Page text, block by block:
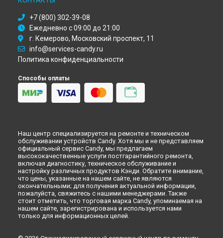
Ремонт духового шкафа FXP 623 X Candy в
Ремонт духового шкафа FXP 623 X Candy в
Челнах
Ремонт духового шкафа FXP 623 X Candy в
+7 (800) 302-39-08
Ежедневно с 09:00 до 21:00
г. Кемерово, Московский проспект, 11
info@services-candy.ru
Политика конфиденциальности
Способы оплаты
Наш центр специализируется на ремонте и техническом
обслуживании устройств Candy. Хотя мы и не представляем
официальный сервис Candy, мы предлагаем
высококачественные услуги постгарантийного ремонта,
включая диагностику, техническое обслуживание и
настройку различных продуктов Кэнди. Обратите внимание,
что цены, указанные на нашем сайте, не являются
окончательными; для получения актуальной информации,
пожалуйста, свяжитесь с нашими менеджерами. Также
стоит отметить, что торговая марка Candy, упоминаемая на
нашем сайте, зарегистрирована и используется нами
только для информационных целей.